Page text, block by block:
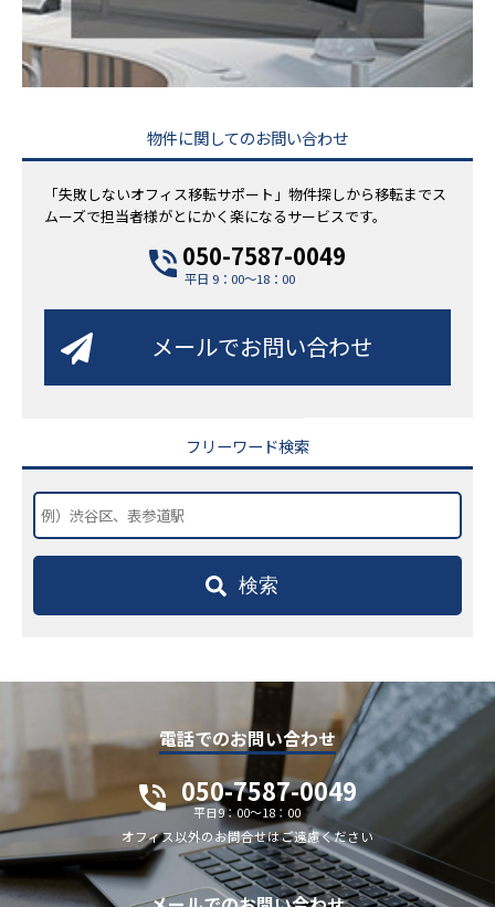
物件に関してのお問い合わせ
「失敗しないオフィス移転サポート」物件探しから移転までス
ムーズで担当者様がとにかく楽になるサービスです。
050-7587-0049
平日 9：00～18：00
メールでお問い合わせ
フリーワード検索
検索
電話でのお問い合わせ
050-7587-0049
平日9：00～18：00
オフィス以外のお問合せはご遠慮ください